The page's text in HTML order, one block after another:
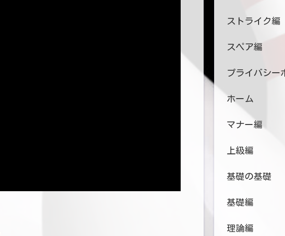
ストライク編
スペア編
プライバシー
ホーム
マナー編
上級編
基礎の基礎
基礎編
理論編